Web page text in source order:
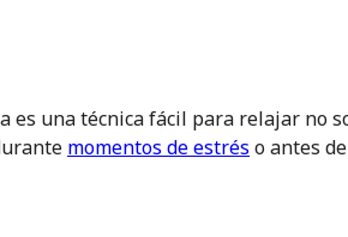
es una técnica fácil para relajar no
momentos de estrés o antes